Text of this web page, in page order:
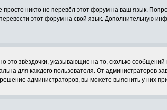
никто не перевёл этот форум на ваш язык.
этот форум на свой язык. Дополнительную
это звёздочки, указывающие на то, сколько
для каждого пользователя. От администраторов
администраторов, вы можете выяснить у них